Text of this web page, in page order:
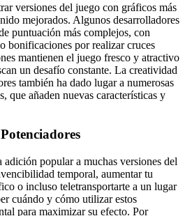
versiones del juego con gráficos más
mejorados. Algunos desarrolladores
puntuación más complejos, con
bonificaciones por realizar cruces
mantienen el juego fresco y atractivo
un desafío constante. La creatividad
también ha dado lugar a numerosas
que añaden nuevas características y
adición popular a muchas versiones del
temporal, aumentar tu
o incluso teletransportarte a un lugar
cuándo y cómo utilizar estos
para maximizar su efecto. Por